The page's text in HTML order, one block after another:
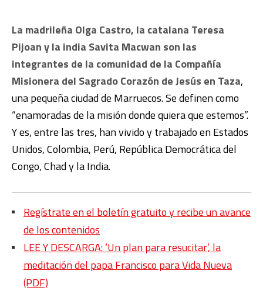
La madrileña Olga Castro, la catalana Teresa
Pijoan y la india Savita Macwan son las
integrantes de la comunidad de la Compañía
Misionera del Sagrado Corazón de Jesús en Taza,
una pequeña ciudad de Marruecos. Se definen como
“enamoradas de la misión donde quiera que estemos”.
Y es, entre las tres, han vivido y trabajado en Estados
Unidos, Colombia, Perú, República Democrática del
Congo, Chad y la India.
Regístrate en el boletín gratuito y recibe un avance
de los contenidos
LEE Y DESCARGA: ‘Un plan para resucitar’, la
meditación del papa Francisco para Vida Nueva
(PDF)